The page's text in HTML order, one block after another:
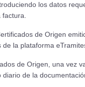
los datos
de Origen
la plataforma
de Origen, una vez
de la